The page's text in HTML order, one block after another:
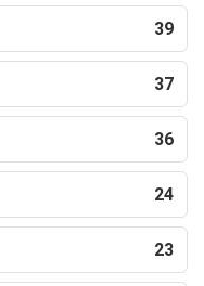
39
37
36
24
23